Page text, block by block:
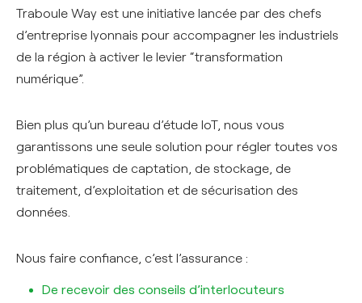
Traboule Way est une initiative lancée par des chefs
d’entreprise lyonnais pour accompagner les industriels
de la région à activer le levier “transformation
numérique”.
Bien plus qu’un bureau d’étude IoT, nous vous
garantissons une seule solution pour régler toutes vos
problématiques de captation, de stockage, de
traitement, d’exploitation et de sécurisation des
données.
Nous faire confiance, c’est l’assurance :
De recevoir des conseils d’interlocuteurs